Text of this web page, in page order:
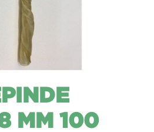
MM 100